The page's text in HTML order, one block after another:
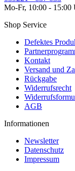
Mo-Fr, 10:00 - 15:00
Shop Service
Defektes
Kontakt
Versand und
Rückgabe
Widerrufsrecht
AGB
Informationen
Newsletter
Datenschutz
Impressum